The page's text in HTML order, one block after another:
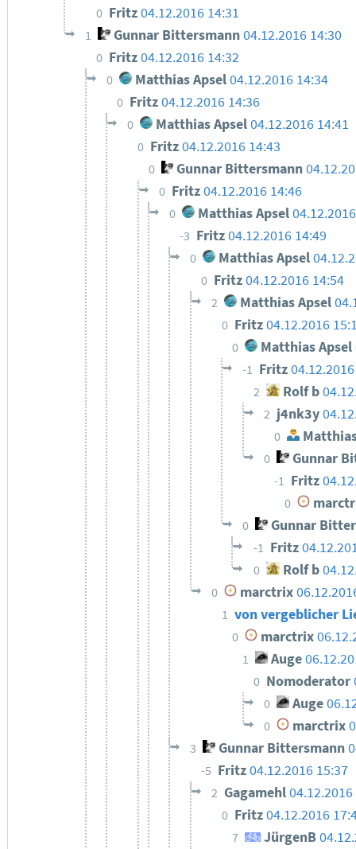
0 Fritz04.12.2016 14:31
1 Gunnar Bittersmann04.12.2016 14:30
0 Fritz04.12.2016 14:32
0 Matthias Apsel 04.12.2016 14:34
0 Fritz04.12.2016 14:36
0 Matthias Apsel04.12.2016 14:41
0 Fritz04.12.2016 14:43
0 Gunnar Bittersmann
0 Fritz04.12.2016 14:46
0 Matthias Apsel
-3 Fritz04.12.2016 14:49
0 Matthias Apsel
0 Fritz04.12.2016 14:54
2 Matthias Apsel
0 Fritz04.12.2016
0 Matthias Apsel
-1 Fritz
2 Rolf b
2 j4nk3y
0
0 Gunnar
-1 Fritz
0
0 Gunnar
-1 Fritz
0 Rolf b
0 marctrix
1 von vergeblicher
0 marctrix
1 Auge
0 Nomoderator
0 Auge
0 marctrix
3 Gunnar Bittersmann
-5 Fritz04.12.2016 15:37
2 Gagamehl
0 Fritz04.12.2016
7 JürgenB